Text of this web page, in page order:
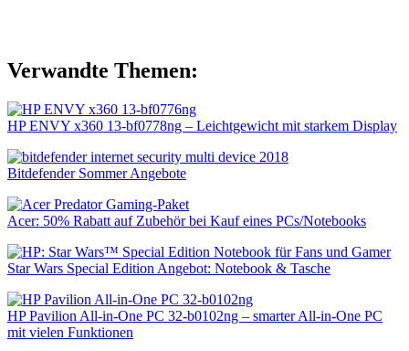
Verwandte Themen:
HP ENVY x360 13-bf0778ng – Leichtgewicht mit starkem Display
Bitdefender Sommer Angebote
Acer: 50% Rabatt auf Zubehör bei Kauf eines PCs/Notebooks
Star Wars Special Edition Angebot: Notebook & Tasche
HP Pavilion All-in-One PC 32-b0102ng – smarter All-in-One PC
mit vielen Funktionen